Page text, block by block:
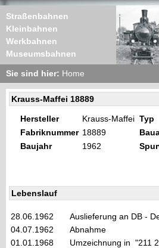
Straßenbahnen
Kleinbahnen
Werkbahnen
Museumsbahnen
Sie sind hier: Home
Krauss-Maffei 18889
Hersteller Krauss-Maffei Typ
Fabriknummer 18889
Baujahr
1962
Lebenslauf
28.06.1962
Auslieferung an DB -
04.07.1962
Abnahme
01.01.1968
Umzeichnung in "211